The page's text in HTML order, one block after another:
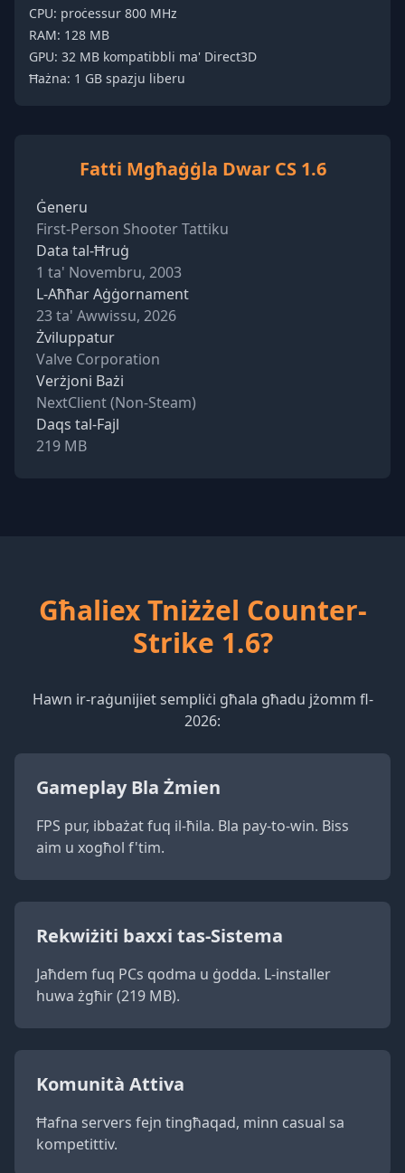
CPU: proċessur 800 MHz
RAM: 128 MB
GPU: 32 MB kompatibbli ma' Direct3D
Ħażna: 1 GB spazju liberu
Fatti Mgħaġġla Dwar CS 1.6
Ġeneru
First-Person Shooter Tattiku
Data tal-Ħruġ
1 ta' Novembru, 2003
L-Aħħar Aġġornament
23 ta' Awwissu, 2026
Żviluppatur
Valve Corporation
Verżjoni Bażi
NextClient (Non-Steam)
Daqs tal-Fajl
219 MB
Għaliex Tniżżel Counter-
Strike 1.6?
Hawn ir-raġunijiet sempliċi għala għadu jżomm fl-
2026:
Gameplay Bla Żmien
FPS pur, ibbażat fuq il-ħila. Bla pay-to-win. Biss
aim u xogħol f'tim.
Rekwiżiti baxxi tas-Sistema
Jaħdem fuq PCs qodma u ġodda. L-installer
huwa żgħir (219 MB).
Komunità Attiva
Ħafna servers fejn tingħaqad, minn casual sa
kompetittiv.